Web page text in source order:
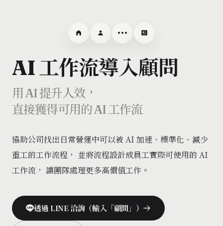
AI 工作流導入顧問
用 AI 提升人效，
直接獲得可用的 AI 工作流
協助公司找出日常營運中可以被 AI 加速、標準化、減少
重工的工作流程， 並將流程設計成員工實際可使用的 AI
工作流， 讓團隊處理更多高價值工作。
透過 LINE 洽詢（輸入「顧問」）